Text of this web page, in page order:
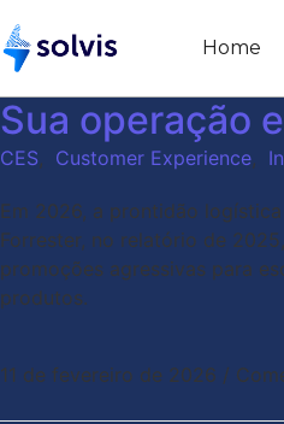
Home
Sua operação
CES, Customer Experience,
Em 2026, a prontidão
Forrester, no relatório de
promoções agressivas para
produtos.
11 de fevereiro de 2026 /